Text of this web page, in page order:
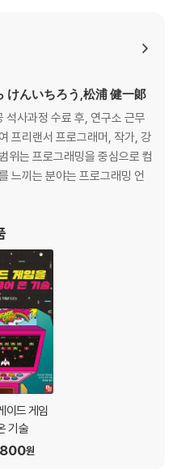
정보 찾아내기
검색 프로그램 만들기 1탄
? ㅡ 이진 검색
과 가장 빠른 검색에서 시간 복
?
검색 프로그램 만들기 2탄
렬 프로그램 만들기
렬
일 때
두자 ㅡ 보초법
때
んいちろう,松浦 健一郞
석사과정 수료 후, 연구소 근무
프리랜서 프로그래머, 작가, 강
위는 프로그래밍을 중심으로 컴
느끼는 분야는 프로그래밍 언
이드 게임
기술
원